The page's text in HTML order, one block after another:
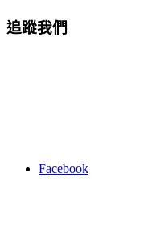
追蹤我們
Facebook